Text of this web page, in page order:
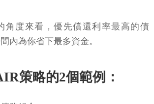
角度來看，優先償還利率最高的債
內為你省下最多資金。
策略的2個範例：